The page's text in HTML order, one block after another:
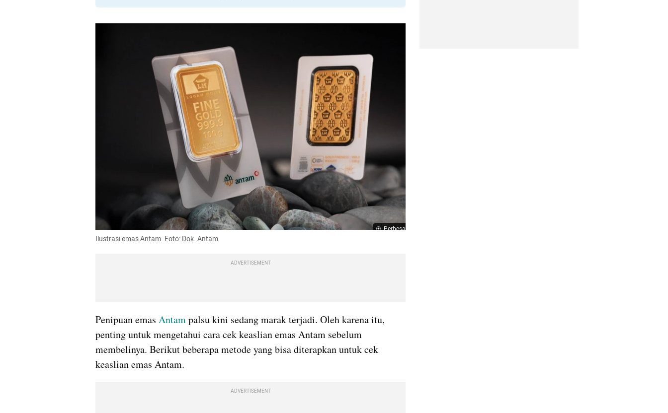
Perbesar
Ilustrasi emas Antam. Foto: Dok. Antam
ADVERTISEMENT
Penipuan emas Antam palsu kini sedang marak terjadi. Oleh karena itu,
penting untuk mengetahui cara cek keaslian emas Antam sebelum
membelinya. Berikut beberapa metode yang bisa diterapkan untuk cek
keaslian emas Antam.
ADVERTISEMENT